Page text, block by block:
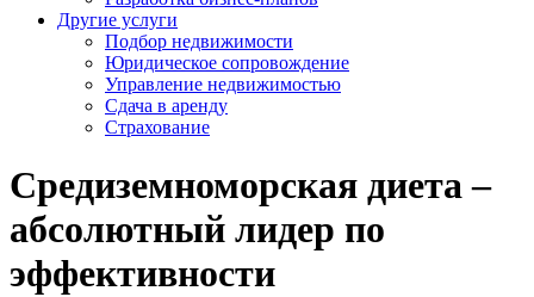
Другие услуги
Подбор недвижимости
Юридическое сопровождение
Управление недвижимостью
Сдача в аренду
Страхование
Средиземноморская диета –
абсолютный лидер по
эффективности